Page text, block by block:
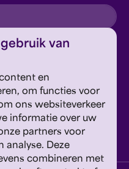
van
en
om functies voor
ons websiteverkeer
informatie over uw
partners voor
analyse. Deze
combineren met
Servicevoorwaarden